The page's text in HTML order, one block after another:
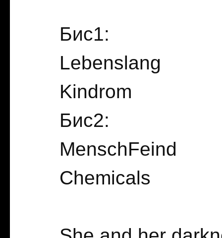
Бис1:
Lebenslang
Kindrom
Бис2:
MenschFeind
Chemicals